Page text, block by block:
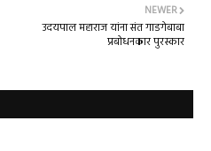
NEWER
उदयपाल महाराज यांना संत गाडगेबाबा
प्रबोधनकार पुरस्कार